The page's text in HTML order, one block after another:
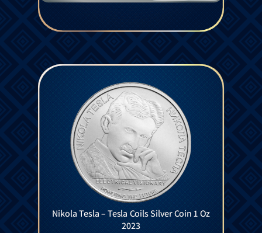
Nikola Tesla – Tesla Coils Silver Coin 1 Oz
2023